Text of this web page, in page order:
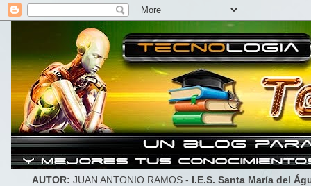
AUTOR: JUAN ANTONIO RAMOS - I.E.S. Santa María del